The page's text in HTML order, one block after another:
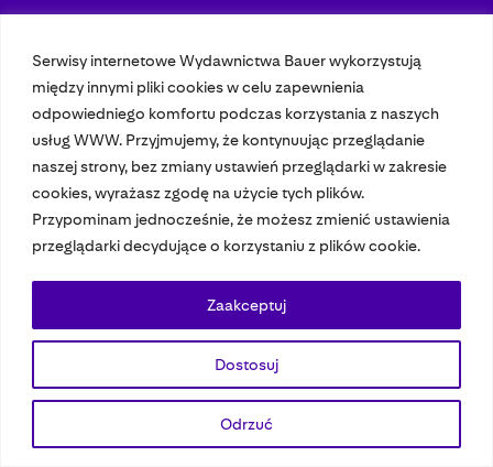
Serwisy internetowe Wydawnictwa Bauer wykorzystują
między innymi pliki cookies w celu zapewnienia
odpowiedniego komfortu podczas korzystania z naszych
usług WWW. Przyjmujemy, że kontynuując przeglądanie
naszej strony, bez zmiany ustawień przeglądarki w zakresie
cookies, wyrażasz zgodę na użycie tych plików.
Przypominam jednocześnie, że możesz zmienić ustawienia
przeglądarki decydujące o korzystaniu z plików cookie.
Dostosuj
Odrzuć
Zaakceptuj
Nasze czasopisma
Nasze strony
© 2023 Bauer Media Group, All Rights Reserved.
Polityka prywatnościDane osoboweWydawca EMFASpeak Up